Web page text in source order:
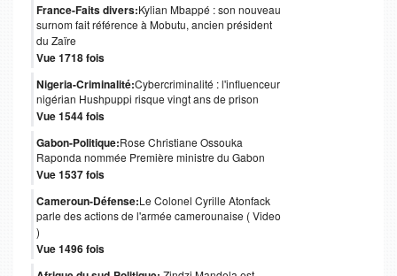
France-Faits divers:Kylian Mbappé : son nouveau
surnom fait référence à Mobutu, ancien président
du Zaïre
Vue 1718 fois
Nigeria-Criminalité:Cybercriminalité : l'influenceur
nigérian Hushpuppi risque vingt ans de prison
Vue 1544 fois
Gabon-Politique:Rose Christiane Ossouka
Raponda nommée Première ministre du Gabon
Vue 1537 fois
Cameroun-Défense:Le Colonel Cyrille Atonfack
parle des actions de l'armée camerounaise ( Video
)
Vue 1496 fois